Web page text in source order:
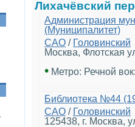
Лихачёвский
Администрация
(Муниципалитет)
САО / Головинский
Москва, Флотская
• Метро: Речной
Библиотека №44
САО / Головинский
125438, г. Москва,